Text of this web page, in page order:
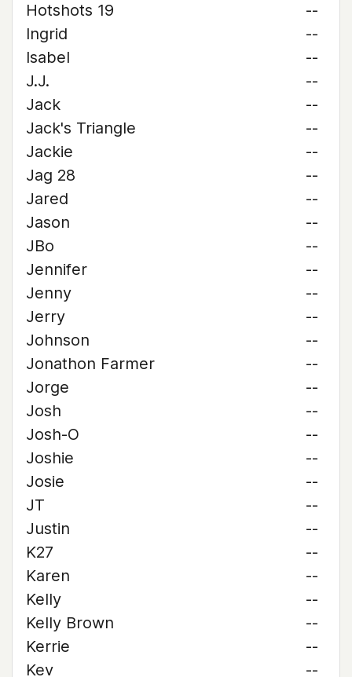
Hotshots 19
--
Ingrid
--
Isabel
--
J.J.
--
Jack
--
Jack's Triangle
--
Jackie
--
Jag 28
--
Jared
--
Jason
--
JBo
--
Jennifer
--
Jenny
--
Jerry
--
Johnson
--
Jonathon Farmer
--
Jorge
--
Josh
--
Josh-O
--
Joshie
--
Josie
--
JT
--
Justin
--
K27
--
Karen
--
Kelly
--
Kelly Brown
--
Kerrie
--
Kev
--